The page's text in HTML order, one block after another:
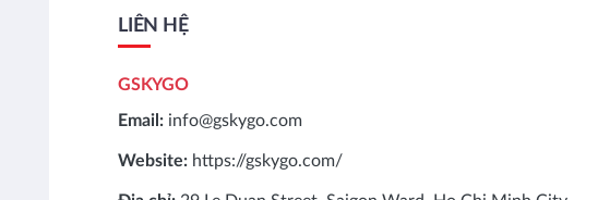
LIÊN HỆ
GSKYGO
Email: info@gskygo.com
Website: https://gskygo.com/